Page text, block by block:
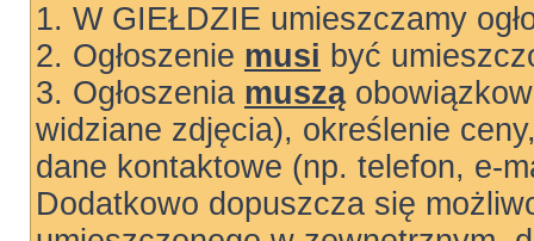
1. W GIEŁDZIE umieszczamy
2. Ogłoszenie musi być
3. Ogłoszenia muszą
widziane zdjęcia), określenie
dane kontaktowe (np. telefon, e-
Dodatkowo dopuszcza się